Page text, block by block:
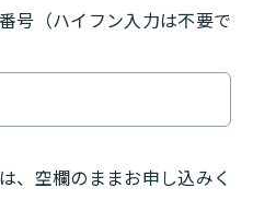
号（ハイフン入力は不要で
、空欄のままお申し込みく